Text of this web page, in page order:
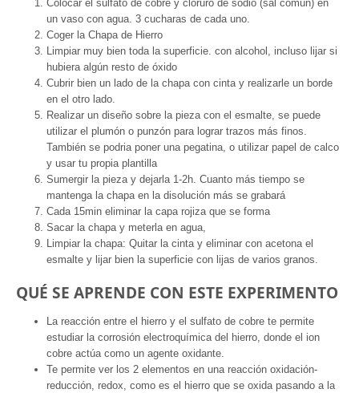
Colocar el sulfato de cobre y cloruro de sodio (sal común) en
un vaso con agua. 3 cucharas de cada uno.
Coger la Chapa de Hierro
Limpiar muy bien toda la superficie. con alcohol, incluso lijar si
hubiera algún resto de óxido
Cubrir bien un lado de la chapa con cinta y realizarle un borde
en el otro lado.
Realizar un diseño sobre la pieza con el esmalte, se puede
utilizar el plumón o punzón para lograr trazos más finos.
También se podria poner una pegatina, o utilizar papel de calco
y usar tu propia plantilla
Sumergir la pieza y dejarla 1-2h. Cuanto más tiempo se
mantenga la chapa en la disolución más se grabará
Cada 15min eliminar la capa rojiza que se forma
Sacar la chapa y meterla en agua,
Limpiar la chapa: Quitar la cinta y eliminar con acetona el
esmalte y lijar bien la superficie con lijas de varios granos.
QUÉ SE APRENDE CON ESTE EXPERIMENTO
La reacción entre el hierro y el sulfato de cobre te permite
estudiar la corrosión electroquímica del hierro, donde el ion
cobre actúa como un agente oxidante.
Te permite ver los 2 elementos en una reacción oxidación-
reducción, redox, como es el hierro que se oxida pasando a la